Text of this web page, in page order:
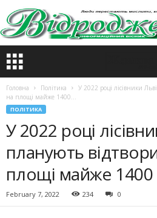
Головна Політика
У 2022 році лісівники
на площі майже 1400...
ПОЛІТИКА
У 2022 році
планують
площі майже 1400
February 7, 2022 234 0